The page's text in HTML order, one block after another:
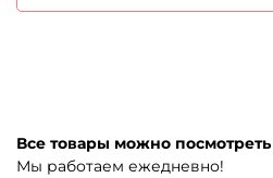
Все товары можно
Мы работаем ежедневно!